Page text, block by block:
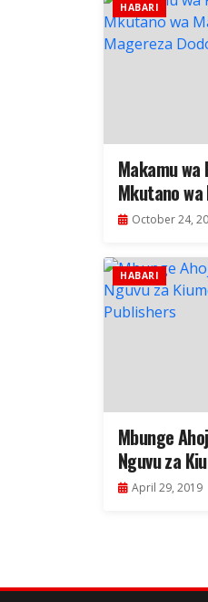
HABARI
Makamu
Mkutano
la Magereza
October 24,
HABARI
Mbunge
Nguvu za
April 29, 2019